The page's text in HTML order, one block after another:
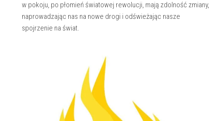
w pokoju, po ⁢płomień światowej rewolucji,⁢ mają ​zdolność zmiany,
naprowadzając nas na nowe drogi i odświeżając nasze
spojrzenie na świat.